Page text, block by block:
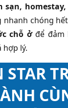
sạn,
chóng
chỗ ởđể đảm
hợp lý.